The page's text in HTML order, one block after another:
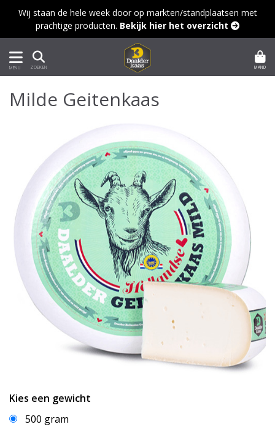
Wij staan de hele week door op markten/standplaatsen met
prachtige producten. Bekijk hier het overzicht 
MENU ZOEKEN MAND
Milde Geitenkaas
Kies een gewicht
500 gram